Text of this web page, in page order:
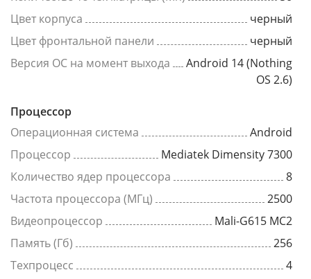
Цвет корпуса
черный
Цвет фронтальной панели
черный
Версия ОС на момент выхода
Android 14 (Nothing
OS 2.6)
Процессор
Операционная система
Android
Процессор
Mediatek Dimensity 7300
Количество ядер процессора
8
Частота процессора (МГц)
2500
Видеопроцессор
Mali-G615 MC2
Память (Гб)
256
Техпроцесс
4